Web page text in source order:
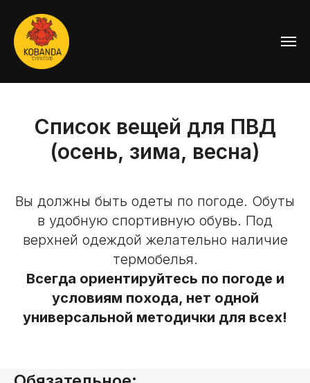
Список вещей для ПВД
(осень, зима, весна)
Вы должны быть одеты по погоде. Обуты
в удобную спортивную обувь. Под
верхней одеждой желательно наличие
термобелья.
Всегда ориентируйтесь по погоде и
условиям похода, нет одной
универсальной методички для всех!